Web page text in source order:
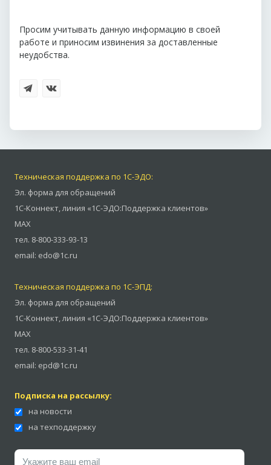
Просим учитывать данную информацию в своей
работе и приносим извинения за доставленные
неудобства.
Техническая поддержка по 1С-ЭДО:
Эл. форма для обращений
1С-Коннект,линия «1С-ЭДО:Поддержка клиентов»
MAX
тел. 8-800-333-93-13
email: edo@1c.ru
Техническая поддержка по 1С-ЭПД:
Эл. форма для обращений
1С-Коннект,линия «1С-ЭДО:Поддержка клиентов»
MAX
тел. 8-800-533-31-41
email: epd@1c.ru
Подписка на рассылку:
на новости
на техподдержку